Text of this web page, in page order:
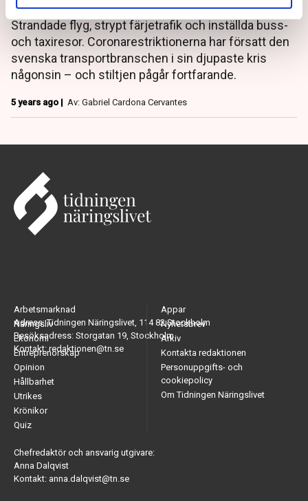
Strandade flyg, strypt färjetrafik och inställda buss-
och taxiresor. Coronarestriktionerna har försatt den
svenska transportbranschen i sin djupaste kris
någonsin – och stiltjen pågår fortfarande.
5 years ago | Av: Gabriel Cardona Cervantes
Adress: Tidningen Näringslivet, 114 82 Stockholm
Besöksadress: Storgatan 19, Stockholm
Kontakt: redaktionen@tn.se
Arbetsmarknad
Näringsliv
Ekonomi
Entreprenörskap
Opinion
Hållbarhet
Utrikes
Krönikor
Quiz
Appar
Nyhetsbrev
Arkiv
Kontakta redaktionen
Personuppgifts- och
cookiepolicy
Om Tidningen Näringslivet
Chefredaktör och ansvarig utgivare:
Anna Dalqvist
Kontakt: anna.dalqvist@tn.se